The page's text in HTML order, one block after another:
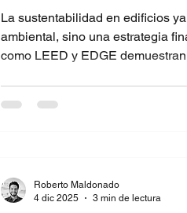
La sustentabilidad en edificios
ambiental, sino una estrategia
como LEED y EDGE
que trabajan en ellos. Además,
Roberto Maldonado
4 dic 2025
3 min de lectura